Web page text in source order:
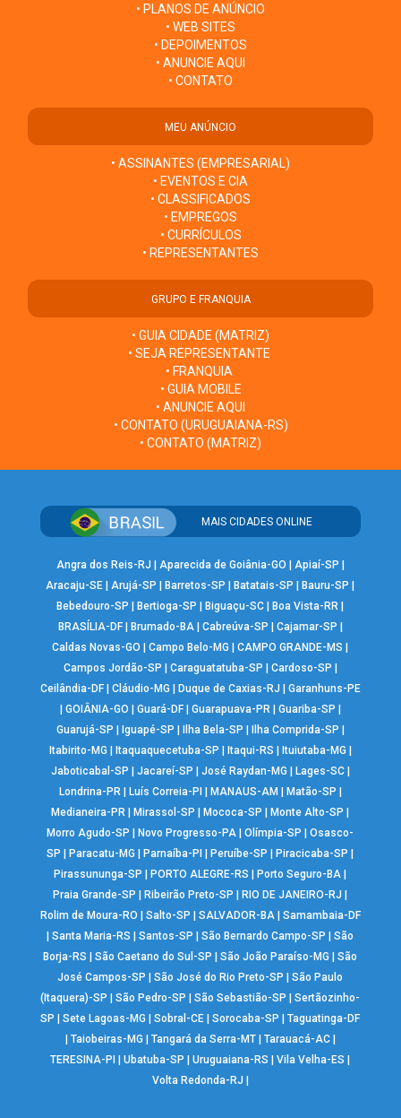
• PLANOS DE ANÚNCIO
• WEB SITES
• DEPOIMENTOS
• ANUNCIE AQUI
• CONTATO
MEU ANÚNCIO
• ASSINANTES (EMPRESARIAL)
• EVENTOS E CIA
• CLASSIFICADOS
• EMPREGOS
• CURRÍCULOS
• REPRESENTANTES
GRUPO E FRANQUIA
• GUIA CIDADE (MATRIZ)
• SEJA REPRESENTANTE
• FRANQUIA
• GUIA MOBILE
• ANUNCIE AQUI
• CONTATO (URUGUAIANA-RS)
• CONTATO (MATRIZ)
MAIS CIDADES ONLINE
Angra dos Reis-RJ Aparecida de Goiânia-GO Apiaí-SP
Aracaju-SE |Arujá-SP Barretos-SP Batatais-SP Bauru-SP
Bebedouro-SP
Bertioga-SP Biguaçu-SC Boa Vista-RR
BRASÍLIA-DF| Brumado-BA| Cabreúva-SP Cajamar-SP
Caldas Novas-GO
|Campo Belo-MG |CAMPO GRANDE-MS
Campos Jordão-SP
Caraguatatuba-SP Cardoso-SP
Ceilândia-DF| Cláudio-MG Duque de Caxias-RJ
Garanhuns-PE
GOIÂNIA-GO Guará-DF| Guarapuava-PR| Guariba-SP
Guarujá-SP
Iguapé-SP Ilha Bela-SP Ilha Comprida-SP
Itabirito-MG
Itaquaquecetuba-SP Itaqui-RS Ituiutaba-MG
Jaboticabal-SP
Jacareí-SP José Raydan-MG Lages-SC|
Londrina-PR| Luís Correia-PI MANAUS-AM Matão-SP
Medianeira-PR
Mirassol-SP Mococa-SP Monte Alto-SP
Morro Agudo-SP
Novo Progresso-PA |Olímpia-SP |Osasco-
SP
Paracatu-MG Parnaíba-PI Peruíbe-SP Piracicaba-SP
Pirassununga-SP
PORTO ALEGRE-RS Porto Seguro-BA
Praia Grande-SP
Ribeirão Preto-SP RIO DE JANEIRO-RJ
Rolim de Moura-RO
Salto-SP SALVADOR-BA| Samambaia-DF
|Santa Maria-RS |Santos-SP |São Bernardo Campo-SP |São
Borja-RS
|São Caetano do Sul-SP |São João Paraíso-MG |São
José Campos-SP
|São José do Rio Preto-SP |São Paulo
(Itaquera)-SP
|São Pedro-SP |São Sebastião-SP |Sertãozinho-
SP
|Sete Lagoas-MG |Sobral-CE |Sorocaba-SP |Taguatinga-DF
Taiobeiras-MG Tangará da Serra-MT| Tarauacá-AC|
TERESINA-PI
|Ubatuba-SP |Uruguaiana-RS |Vila Velha-ES
Volta Redonda-RJ